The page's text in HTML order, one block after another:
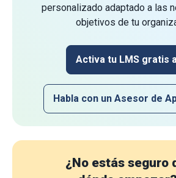
personalizado adaptado a las
objetivos de tu
Activa tu LMS gratis
Habla con un Asesor de
¿No estás seguro